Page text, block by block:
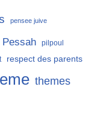
pensee juive
Pessah
pilpoul
respect des parents
themes